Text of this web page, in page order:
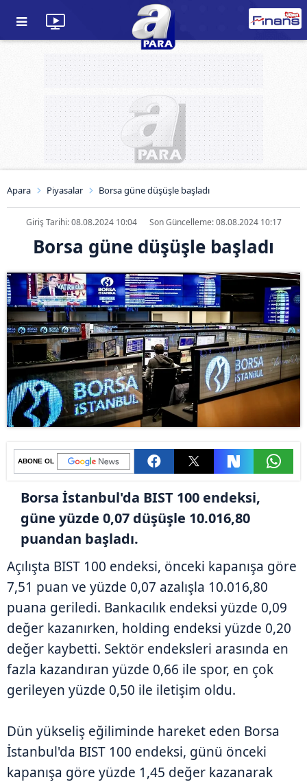
Apara Piyasalar Borsa güne düşüşle başladı
Giriş Tarihi: 08.08.2024 10:04 Son Güncelleme: 08.08.2024 10:17
Borsa güne düşüşle başladı
ABONE OL
Borsa İstanbul'da BIST 100 endeksi,
güne yüzde 0,07 düşüşle 10.016,80
puandan başladı.
Açılışta BIST 100 endeksi, önceki kapanışa göre
7,51 puan ve yüzde 0,07 azalışla 10.016,80
puana geriledi. Bankacılık endeksi yüzde 0,09
değer kazanırken, holding endeksi yüzde 0,20
değer kaybetti. Sektör endeksleri arasında en
fazla kazandıran yüzde 0,66 ile spor, en çok
gerileyen yüzde 0,50 ile iletişim oldu.
Dün yükseliş eğiliminde hareket eden Borsa
İstanbul'da BIST 100 endeksi, günü önceki
kapanışa göre yüzde 1,45 değer kazanarak